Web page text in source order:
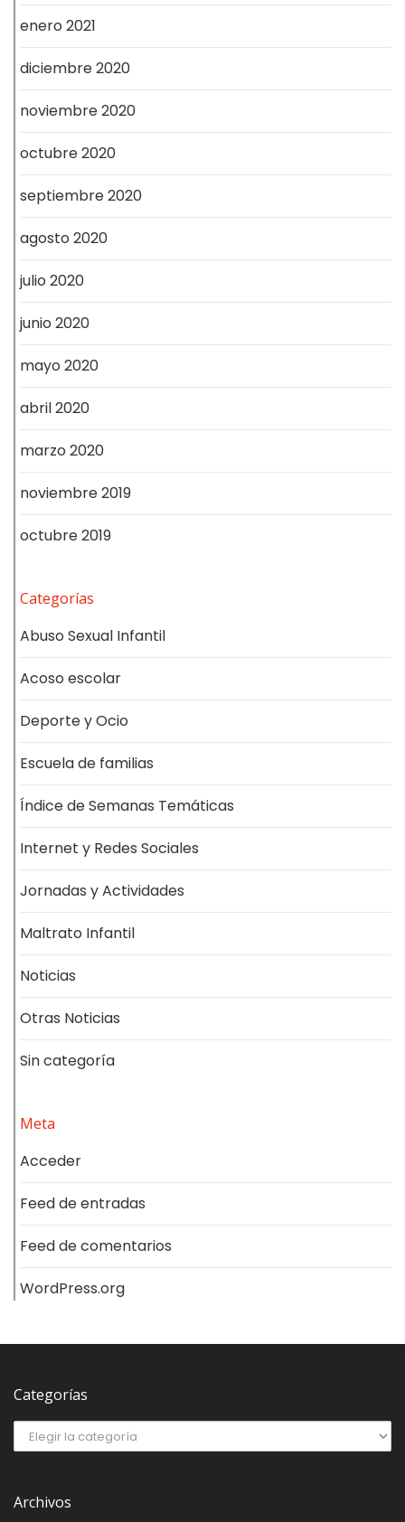
enero 2021
diciembre 2020
noviembre 2020
octubre 2020
septiembre 2020
agosto 2020
julio 2020
junio 2020
mayo 2020
abril 2020
marzo 2020
noviembre 2019
octubre 2019
Categorías
Abuso Sexual Infantil
Acoso escolar
Deporte y Ocio
Escuela de familias
Índice de Semanas Temáticas
Internet y Redes Sociales
Jornadas y Actividades
Maltrato Infantil
Noticias
Otras Noticias
Sin categoría
Meta
Acceder
Feed de entradas
Feed de comentarios
WordPress.org
Categorías
Archivos